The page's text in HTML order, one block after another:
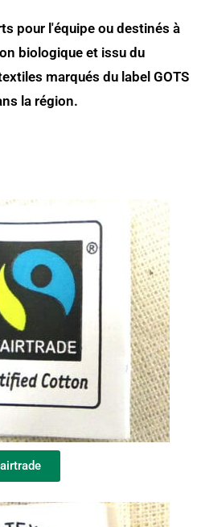
pour l'équipe ou destinés à
biologique et issu du
marqués du label GOTS
la région.